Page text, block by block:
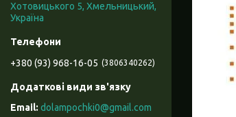
Хотовицького 5, Хмельницький,
Україна
+380 (93) 968-16-05 3806340262
dolampochki0@gmail.com